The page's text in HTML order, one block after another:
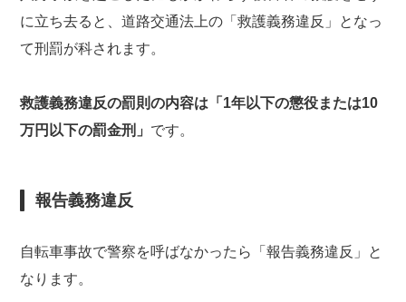
に立ち去ると、道路交通法上の「救護義務違反」となっ
て刑罰が科されます。
救護義務違反の罰則の内容は「1年以下の懲役または10
万円以下の罰金刑」 です。
報告義務違反
自転車事故で警察を呼ばなかったら「報告義務違反」と
なります。